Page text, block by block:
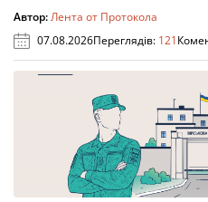
Автор:Лента от Протокола
07.08.2026Переглядів: 121